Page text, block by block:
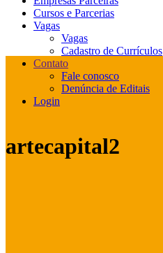
Cursos e Parcerias
Vagas
Vagas
Cadastro de Currículos
Contato
Fale conosco
Denúncia de Editais
Login
artecapital2